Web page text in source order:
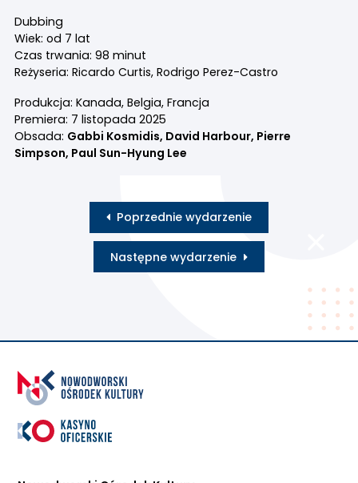
Dubbing
Wiek: od 7 lat
Czas trwania: 98 minut
Reżyseria: Ricardo Curtis, Rodrigo Perez-Castro
Produkcja: Kanada, Belgia, Francja
Premiera: 7 listopada 2025
Obsada: Gabbi Kosmidis, David Harbour, Pierre
Simpson, Paul Sun-Hyung Lee
Poprzednie wydarzenie
Następne wydarzenie